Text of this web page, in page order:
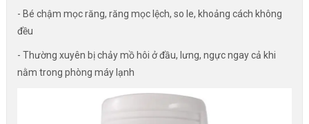
- Bé chậm mọc răng, răng mọc lệch, so le, khoảng cách không
đều
- Thường xuyên bị chảy mồ hôi ở đầu, lưng, ngực ngay cả khi
nằm trong phòng máy lạnh